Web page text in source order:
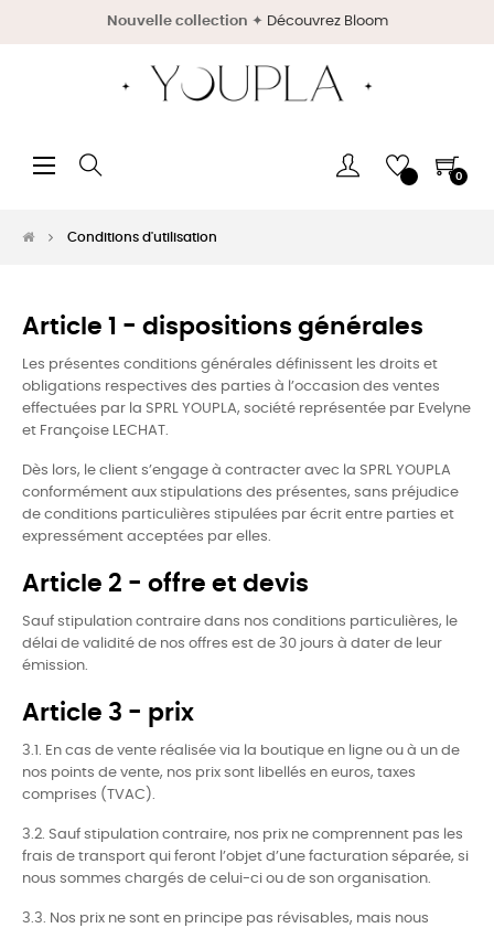
Nouvelle collection ✦ Découvrez Bloom
Basculer
☰ 0
Conditions d'utilisation
Article 1 - dispositions générales
Les présentes conditions générales définissent les droits et
obligations respectives des parties à l’occasion des ventes
effectuées par la SPRL YOUPLA, société représentée par Evelyne
et Françoise LECHAT.
Dès lors, le client s’engage à contracter avec la SPRL YOUPLA
conformément aux stipulations des présentes, sans préjudice
de conditions particulières stipulées par écrit entre parties et
expressément acceptées par elles.
Article 2 - offre et devis
Sauf stipulation contraire dans nos conditions particulières, le
délai de validité de nos offres est de 30 jours à dater de leur
émission.
Article 3 - prix
3.1. En cas de vente réalisée via la boutique en ligne ou à un de
nos points de vente, nos prix sont libellés en euros, taxes
comprises (TVAC).
3.2. Sauf stipulation contraire, nos prix ne comprennent pas les
frais de transport qui feront l’objet d’une facturation séparée, si
nous sommes chargés de celui-ci ou de son organisation.
3.3. Nos prix ne sont en principe pas révisables, mais nous